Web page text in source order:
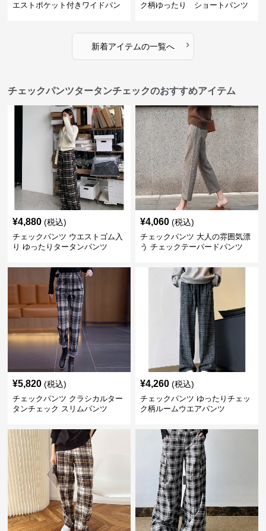
エストポケット付きワイドパン
ク柄ゆったり ショートパンツ
新着アイテムの一覧へ ›
チェックパンツタータンチェックのおすすめアイテム
¥4,880 (税込)
チェックパンツ ウエストゴム入
り ゆったりタータンパンツ
¥4,060 (税込)
チェックパンツ 大人の雰囲気漂
う チェックテーパードパンツ
¥5,820 (税込)
チェックパンツ クラシカルター
タンチェック スリムパンツ
¥4,260 (税込)
チェックパンツ ゆったりチェッ
ク柄ルームウエアパンツ